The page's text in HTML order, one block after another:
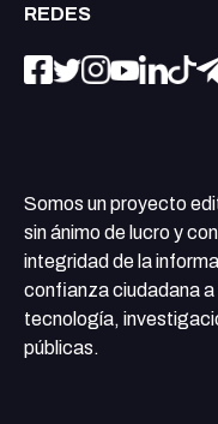
REDES
Somos un proyecto
sin ánimo de lucro y
integridad de la
confianza ciudadana
tecnología,
públicas.